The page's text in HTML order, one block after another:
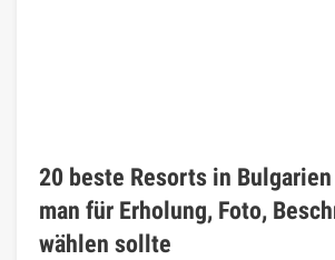
20 beste Resorts in
man für Erholung, Foto,
wählen sollte